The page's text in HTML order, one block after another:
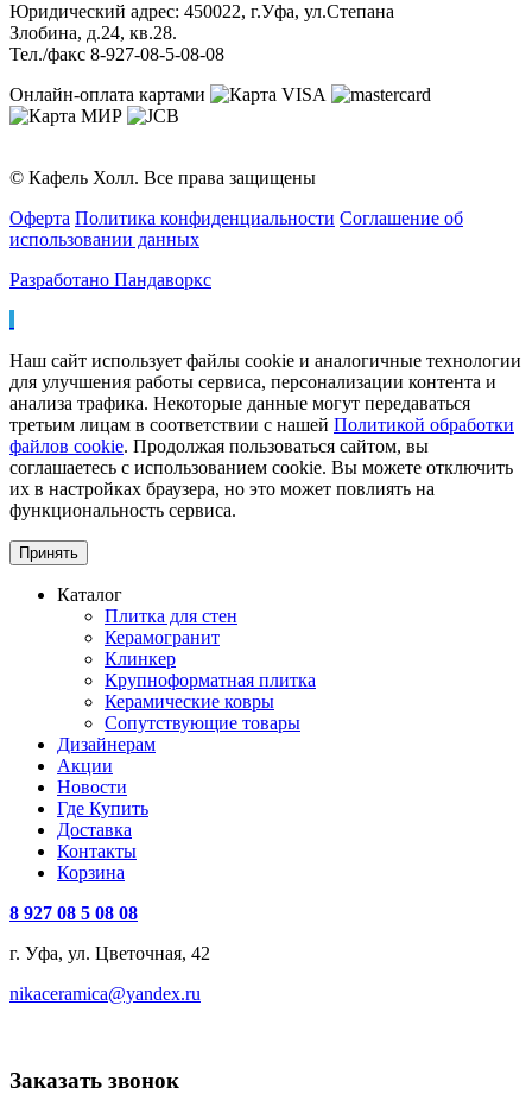
Юридический адрес: 450022, г.Уфа, ул.Степана
Злобина, д.24, кв.28.
Тел./факс 8-927-08-5-08-08
Онлайн-оплата картами
© Кафель Холл. Все права защищены
Оферта Политика конфиденциальности Соглашение об
использовании данных
Разработано Пандаворкс
Наш сайт использует файлы cookie и аналогичные технологии
для улучшения работы сервиса, персонализации контента и
анализа трафика. Некоторые данные могут передаваться
третьим лицам в соответствии с нашей Политикой обработки
файлов cookie. Продолжая пользоваться сайтом, вы
соглашаетесь с использованием cookie. Вы можете отключить
их в настройках браузера, но это может повлиять на
функциональность сервиса.
Принять
Каталог
Плитка для стен
Керамогранит
Клинкер
Крупноформатная плитка
Керамические ковры
Сопутствующие товары
Дизайнерам
Акции
Новости
Где Купить
Доставка
Контакты
Корзина
8 927 08 5 08 08
г. Уфа, ул. Цветочная, 42
nikaceramica@yandex.ru
Заказать звонок